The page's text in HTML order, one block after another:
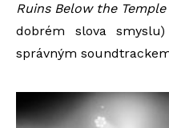
Ruins Below the Temple
dobrém slova
správným